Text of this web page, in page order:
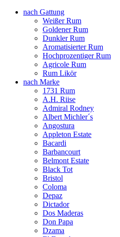
nach Gattung
Weißer Rum
Goldener Rum
Dunkler Rum
Aromatisierter Rum
Hochprozentiger Rum
Agricole Rum
Rum Likör
nach Marke
1731 Rum
A.H. Riise
Admiral Rodney
Albert Michler´s
Angostura
Appleton Estate
Bacardi
Barbancourt
Belmont Estate
Black Tot
Bristol
Coloma
Depaz
Dictador
Dos Maderas
Don Papa
Dzama